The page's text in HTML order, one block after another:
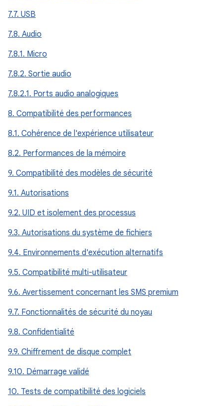
7.7. USB
7.8. Audio
7.8.1. Micro
7.8.2. Sortie audio
7.8.2.1. Ports audio analogiques
8. Compatibilité des performances
8.1. Cohérence de l'expérience utilisateur
8.2. Performances de la mémoire
9. Compatibilité des modèles de sécurité
9.1. Autorisations
9.2. UID et isolement des processus
9.3. Autorisations du système de fichiers
9.4. Environnements d'exécution alternatifs
9.5. Compatibilité multi-utilisateur
9.6. Avertissement concernant les SMS premium
9.7. Fonctionnalités de sécurité du noyau
9.8. Confidentialité
9.9. Chiffrement de disque complet
9.10. Démarrage validé
10. Tests de compatibilité des logiciels